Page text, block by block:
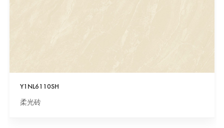
Y1NL6110SH
柔光砖